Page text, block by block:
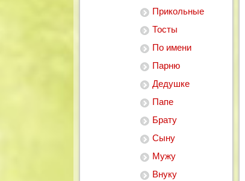
Прикольные
Тосты
По имени
Парню
Дедушке
Папе
Брату
Сыну
Мужу
Внуку